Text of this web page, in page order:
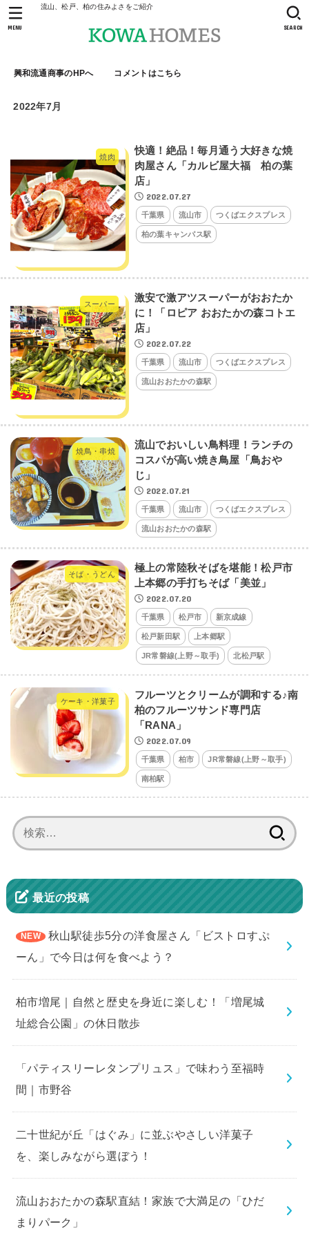
流山、松戸、柏の住みよさをご紹介
興和流通商事のHPへ コメントはこちら
SEARCH
MENU
2022年7月
焼肉
快適！絶品！毎月通う大好きな焼
肉屋さん「カルビ屋大福 柏の葉
店」
2022.07.27
千葉県 流山市 つくばエクスプレス
柏の葉キャンパス駅
スーパー
激安で激アツスーパーがおおたか
に！「ロピア おおたかの森コトエ
店」
2022.07.22
千葉県 流山市 つくばエクスプレス
流山おおたかの森駅
焼鳥・串焼
流山でおいしい鳥料理！ランチの
コスパが高い焼き鳥屋「鳥おや
じ」
2022.07.21
千葉県 流山市 つくばエクスプレス
流山おおたかの森駅
そば・うどん
極上の常陸秋そばを堪能！松戸市
上本郷の手打ちそば「美並」
2022.07.20
千葉県 松戸市 新京成線
松戸新田駅 上本郷駅
JR常磐線(上野～取手) 北松戸駅
ケーキ・洋菓子
フルーツとクリームが調和する♪南
柏のフルーツサンド専門店
「RANA」
2022.07.09
千葉県 柏市 JR常磐線(上野～取手)
南柏駅
索:
最近の投稿
秋山駅徒歩5分の洋食屋さん「ビストロすぷ
ーん」で今日は何を食べよう？
柏市増尾｜自然と歴史を身近に楽しむ！「増尾城
址総合公園」の休日散歩
「パティスリーレタンプリュス」で味わう至福時
間｜市野谷
二十世紀が丘「はぐみ」に並ぶやさしい洋菓子
を、楽しみながら選ぼう！
流山おおたかの森駅直結！家族で大満足の「ひだ
まりパーク」